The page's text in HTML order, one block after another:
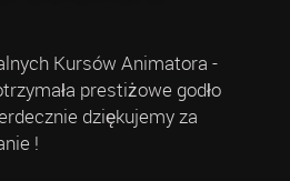
Kursów Animatora -
prestiżowe godło
dziękujemy za
!